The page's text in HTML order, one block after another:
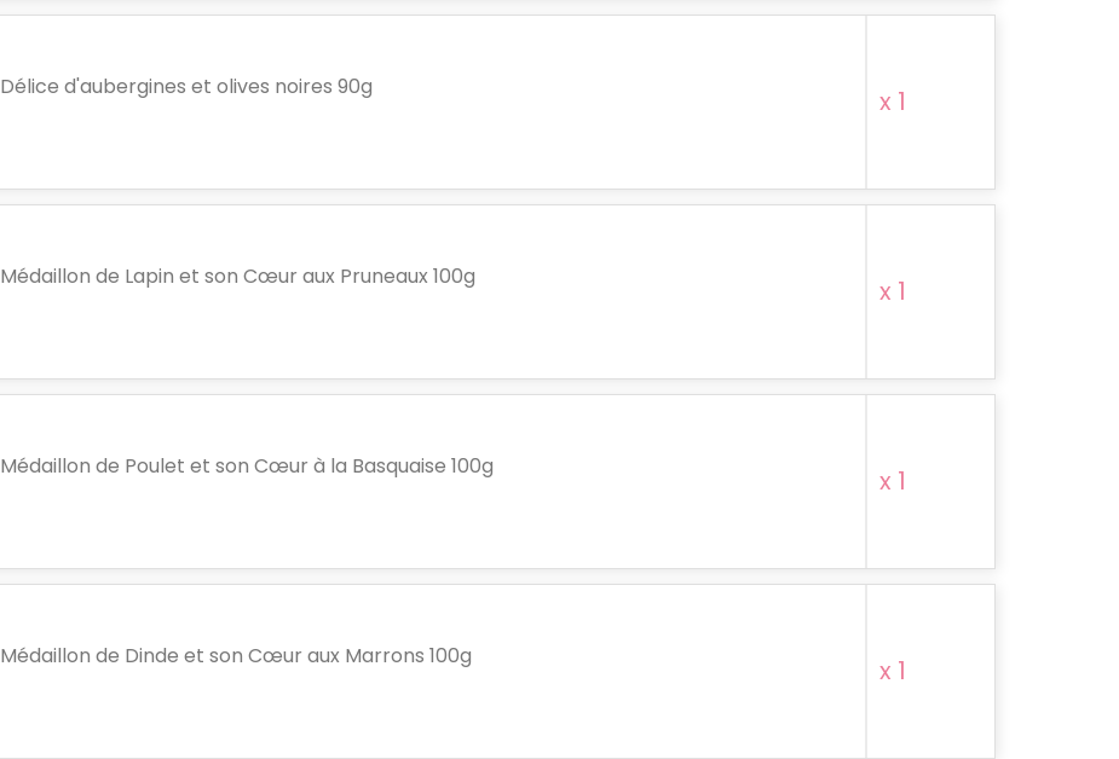
Délice d'aubergines et olives noires 90g x 1
Médaillon de Lapin et son Cœur aux Pruneaux 100g x 1
Médaillon de Poulet et son Cœur à la Basquaise 100g x 1
Médaillon de Dinde et son Cœur aux Marrons 100g x 1